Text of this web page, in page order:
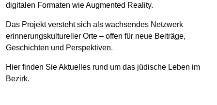
digitalen Formaten wie Augmented Reality.
Das Projekt versteht sich als wachsendes Netzwerk
erinnerungskultureller Orte – offen für neue Beiträge,
Geschichten und Perspektiven.
Hier finden Sie Aktuelles rund um das jüdische Leben im
Bezirk.